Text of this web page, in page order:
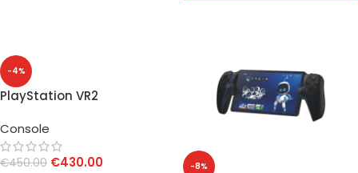
-4%
PlayStation VR2
Console
€450.00 €430.00 -8%